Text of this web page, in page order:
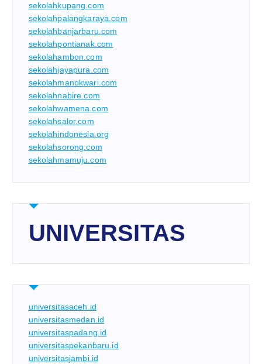
sekolahkupang.com
sekolahpalangkaraya.com
sekolahbanjarbaru.com
sekolahpontianak.com
sekolahambon.com
sekolahjayapura.com
sekolahmanokwari.com
sekolahnabire.com
sekolahwamena.com
sekolahsalor.com
sekolahindonesia.org
sekolahsorong.com
sekolahmamuju.com
UNIVERSITAS
universitasaceh.id
universitasmedan.id
universitaspadang.id
universitaspekanbaru.id
universitasjambi.id